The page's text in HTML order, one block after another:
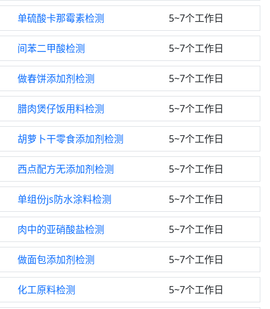
单硫酸卡那霉素检测 5~7个工作日
间苯二甲酸检测 5~7个工作日
做春饼添加剂检测 5~7个工作日
腊肉煲仔饭用料检测 5~7个工作日
胡萝卜干零食添加剂检测 5~7个工作日
西点配方无添加剂检测 5~7个工作日
单组份js防水涂料检测 5~7个工作日
肉中的亚硝酸盐检测 5~7个工作日
做面包添加剂检测 5~7个工作日
化工原料检测 5~7个工作日